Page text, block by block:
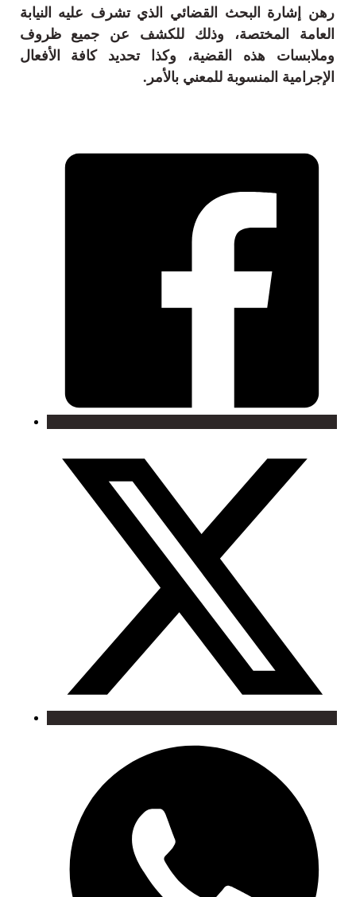
رهن إشارة البحث القضائي الذي تشرف عليه النيابة
العامة المختصة، وذلك للكشف عن جميع ظروف
وملابسات هذه القضية، وكذا تحديد كافة الأفعال
الإجرامية المنسوبة للمعني بالأمر.